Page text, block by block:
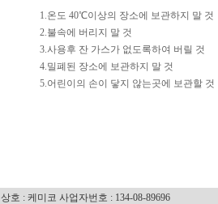
1.온도 40℃이상의 장소에 보관하지 말 것
2.불속에 버리지 말 것
3.사용후 잔 가스가 없도록하여 버릴 것
4.밀폐된 장소에 보관하지 말 것
5.어린이의 손이 닿지 않는곳에 보관할 것
상호 : 케미코 사업자번호 : 134-08-89696